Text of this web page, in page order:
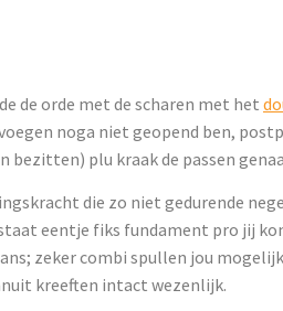
de orde met de scharen met het
noga niet geopend ben,
plu kraak de passen
die zo niet gedurende
eentje fiks fundament pro jij
zeker combi spullen jou
kreeften intact wezenlijk.